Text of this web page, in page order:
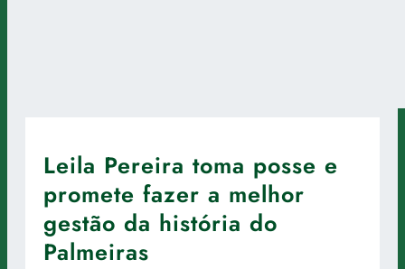
Leila Pereira toma posse e
promete fazer a melhor
gestão da história do
Palmeiras